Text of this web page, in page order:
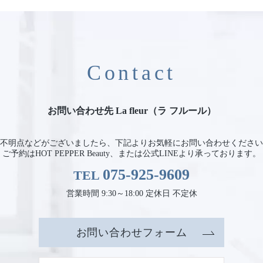
Contact
お問い合わせ先 La fleur（ラ フルール）
明点などがございましたら、 下記よりお気軽にお問い合わせくださ
ご予約はHOT PEPPER Beauty、
または公式LINEより承っております。
TEL 075-925-9609
営業時間 9:30～18:00 定休日 不定休
お問い合わせフォーム